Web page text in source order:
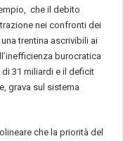
che il debito
nei confronti dei
trentina ascrivibili ai
burocratica
31 miliardi e il deficit
grava sul sistema
che la priorità del